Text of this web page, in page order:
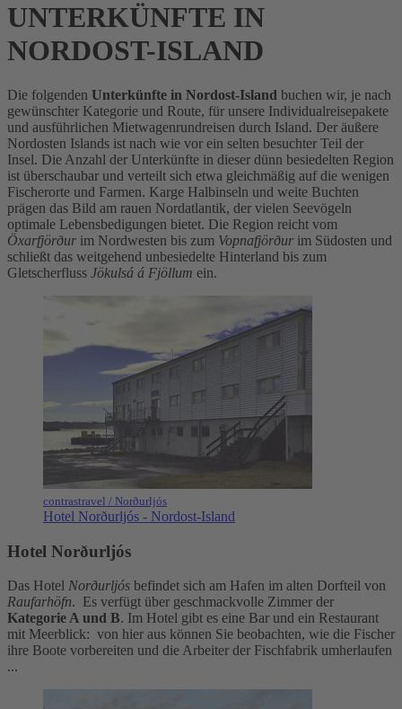
UNTERKÜNFTE IN
NORDOST-ISLAND
Die folgenden Unterkünfte in Nordost-Island buchen wir, je nach
gewünschter Kategorie und Route, für unsere Individualreisepakete
und ausführlichen Mietwagenrundreisen durch Island. Der äußere
Nordosten Islands ist nach wie vor ein selten besuchter Teil der
Insel. Die Anzahl der Unterkünfte in dieser dünn besiedelten Region
ist überschaubar und verteilt sich etwa gleichmäßig auf die wenigen
Fischerorte und Farmen. Karge Halbinseln und weite Buchten
prägen das Bild am rauen Nordatlantik, der vielen Seevögeln
optimale Lebensbedigungen bietet. Die Region reicht vom
Öxarfjörður im Nordwesten bis zum Vopnafjörður im Südosten und
schließt das weitgehend unbesiedelte Hinterland bis zum
Gletscherfluss Jökulsá á Fjöllum ein.
contrastravel / Norðurljós
Hotel Norðurljós - Nordost-Island
Hotel Norðurljós
Das Hotel Norðurljós befindet sich am Hafen im alten Dorfteil von
Raufarhöfn. Es verfügt über geschmackvolle Zimmer der
Kategorie A und B. Im Hotel gibt es eine Bar und ein Restaurant
mit Meerblick: von hier aus können Sie beobachten, wie die Fischer
ihre Boote vorbereiten und die Arbeiter der Fischfabrik umherlaufen
...